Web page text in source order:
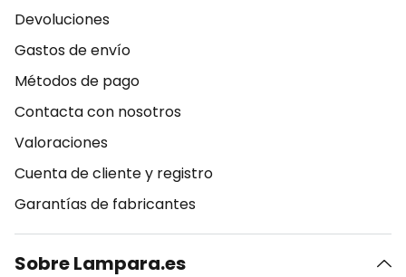
Devoluciones
Gastos de envío
Métodos de pago
Contacta con nosotros
Valoraciones
Cuenta de cliente y registro
Garantías de fabricantes
Sobre Lampara.es